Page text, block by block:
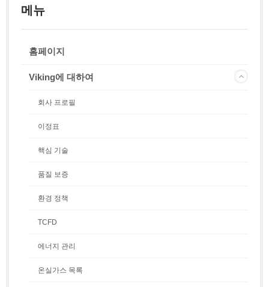
메뉴
홈페이지
Viking에 대하여
회사 프로필
이정표
핵심 기술
품질 보증
환경 정책
TCFD
에너지 관리
온실가스 목록